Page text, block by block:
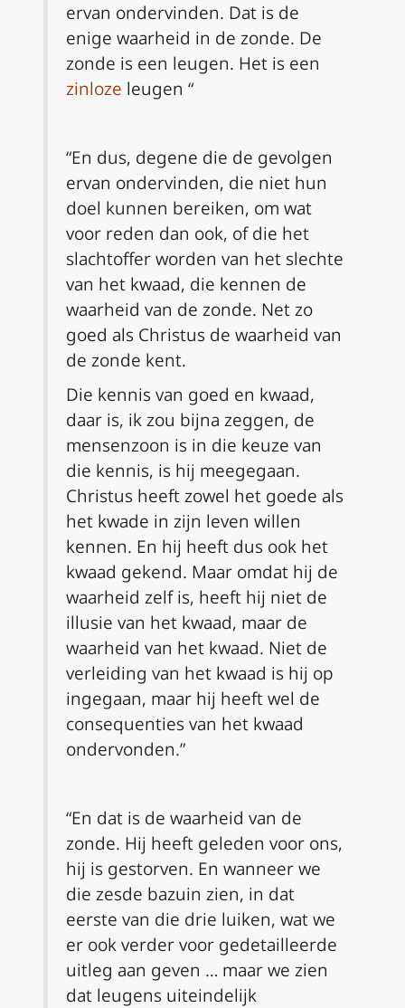
ervan ondervinden. Dat is de
enige waarheid in de zonde. De
zonde is een leugen. Het is een
zinloze leugen “
“En dus, degene die de gevolgen
ervan ondervinden, die niet hun
doel kunnen bereiken, om wat
voor reden dan ook, of die het
slachtoffer worden van het slechte
van het kwaad, die kennen de
waarheid van de zonde. Net zo
goed als Christus de waarheid van
de zonde kent.
Die kennis van goed en kwaad,
daar is, ik zou bijna zeggen, de
mensenzoon is in die keuze van
die kennis, is hij meegegaan.
Christus heeft zowel het goede als
het kwade in zijn leven willen
kennen. En hij heeft dus ook het
kwaad gekend. Maar omdat hij de
waarheid zelf is, heeft hij niet de
illusie van het kwaad, maar de
waarheid van het kwaad. Niet de
verleiding van het kwaad is hij op
ingegaan, maar hij heeft wel de
consequenties van het kwaad
ondervonden.”
“En dat is de waarheid van de
zonde. Hij heeft geleden voor ons,
hij is gestorven. En wanneer we
die zesde bazuin zien, in dat
eerste van die drie luiken, wat we
er ook verder voor gedetailleerde
uitleg aan geven … maar we zien
dat leugens uiteindelijk